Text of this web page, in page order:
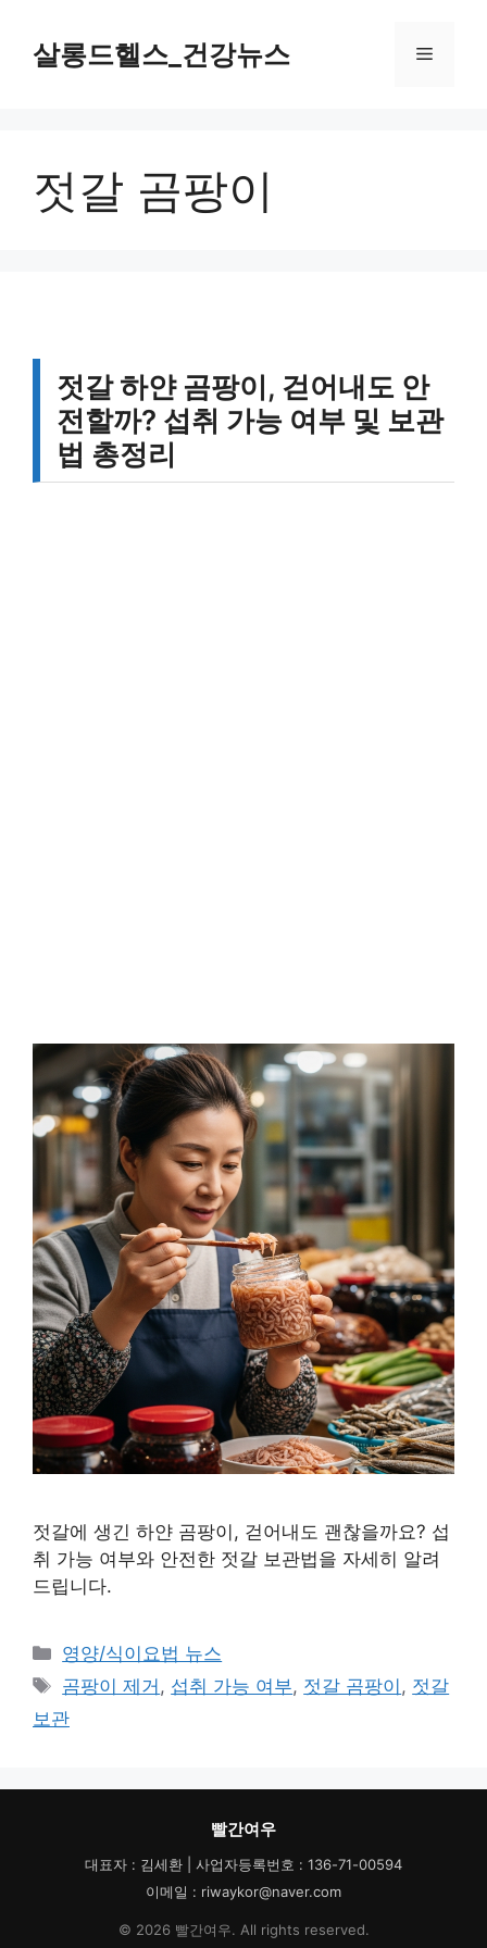
살롱드헬스_건강뉴스 메
젓갈 곰팡이
젓갈 하얀 곰팡이, 걷어내도 안
전할까? 섭취 가능 여부 및 보관
법 총정리
젓갈에 생긴 하얀 곰팡이, 걷어내도 괜찮을까요? 섭
취 가능 여부와 안전한 젓갈 보관법을 자세히 알려
드립니다.
카
테
리
영양/식이요법 뉴스
태
그
곰팡이 제거 , 섭취 가능 여부, 젓갈 곰팡이 , 젓갈
보관
빨간여우
대표자 : 김세환 | 사업자등록번호 : 136-71-00594
이메일 : riwaykor@naver.com
© 2026 빨간여우. All rights reserved.